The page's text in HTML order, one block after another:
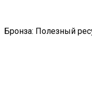
Бронза: Полезный